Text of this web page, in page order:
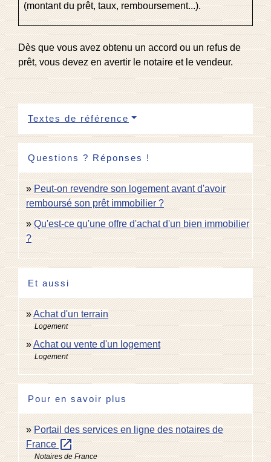
(montant du prêt, taux, remboursement...).
Dès que vous avez obtenu un accord ou un refus de
prêt, vous devez en avertir le notaire et le vendeur.
Textes de référence
Questions ? Réponses !
Peut-on revendre son logement avant d'avoir
remboursé son prêt immobilier ?
Qu'est-ce qu'une offre d'achat d'un bien immobilier
?
Et aussi
Achat d'un terrain
Logement
Achat ou vente d'un logement
Logement
Pour en savoir plus
Portail des services en ligne des notaires de
France open_in_new
Notaires de France